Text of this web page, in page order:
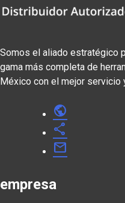
Somos el aliado estratégico
gama más completa de
México con el mejor servicio
public
share
mail
empresa